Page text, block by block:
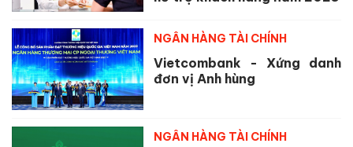
NGÂN HÀNG TÀI CHÍNH
Vietcombank - Xứng danh
đơn vị Anh hùng
NGÂN HÀNG TÀI CHÍNH